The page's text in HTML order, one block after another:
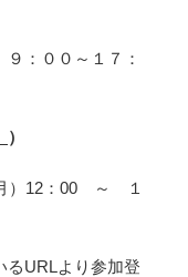
：００～１７：
）
）12：00 ～ １
URLより参加登